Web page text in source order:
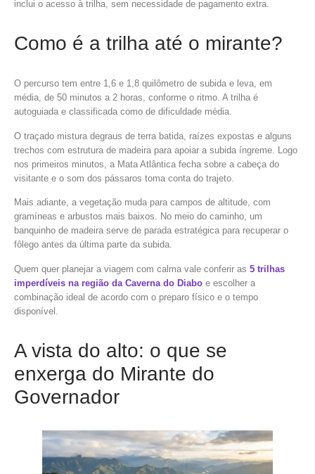
inclui o acesso à trilha, sem necessidade de pagamento extra.
Como é a trilha até o mirante?
O percurso tem entre 1,6 e 1,8 quilômetro de subida e leva, em
média, de 50 minutos a 2 horas, conforme o ritmo. A trilha é
autoguiada e classificada como de dificuldade média.
O traçado mistura degraus de terra batida, raízes expostas e alguns
trechos com estrutura de madeira para apoiar a subida íngreme. Logo
nos primeiros minutos, a Mata Atlântica fecha sobre a cabeça do
visitante e o som dos pássaros toma conta do trajeto.
Mais adiante, a vegetação muda para campos de altitude, com
gramíneas e arbustos mais baixos. No meio do caminho, um
banquinho de madeira serve de parada estratégica para recuperar o
fôlego antes da última parte da subida.
Quem quer planejar a viagem com calma vale conferir as 5 trilhas
imperdíveis na região da Caverna do Diabo e escolher a
combinação ideal de acordo com o preparo físico e o tempo
disponível.
A vista do alto: o que se
enxerga do Mirante do
Governador